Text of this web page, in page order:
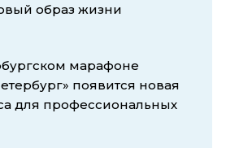
образ жизни
марафоне
появится новая
для профессиональных